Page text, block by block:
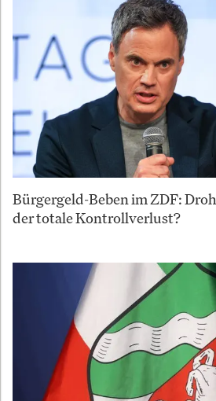
Bürgergeld-Beben im ZDF:
der totale Kontrollverlust?